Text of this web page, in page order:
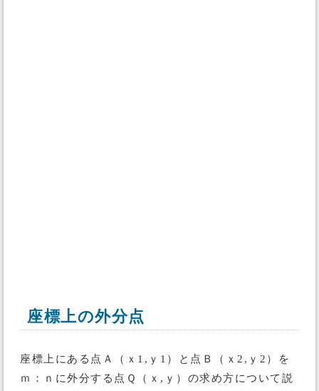
座標上の外分点
座標上にある点Ａ（ｘ1,ｙ1）と点Ｂ（ｘ2,ｙ2）を
ｍ：ｎに外分する点Ｑ（ｘ,ｙ）の求め方について説